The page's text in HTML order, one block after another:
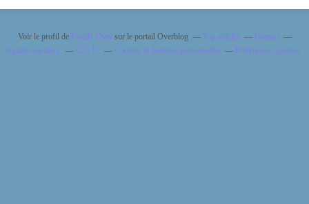
Voir le profil de Finally Oversur le portail Overblog Top articles
Contact
Signaler un abus
C.G.U. Cookies et données personnelles Préférences cookies